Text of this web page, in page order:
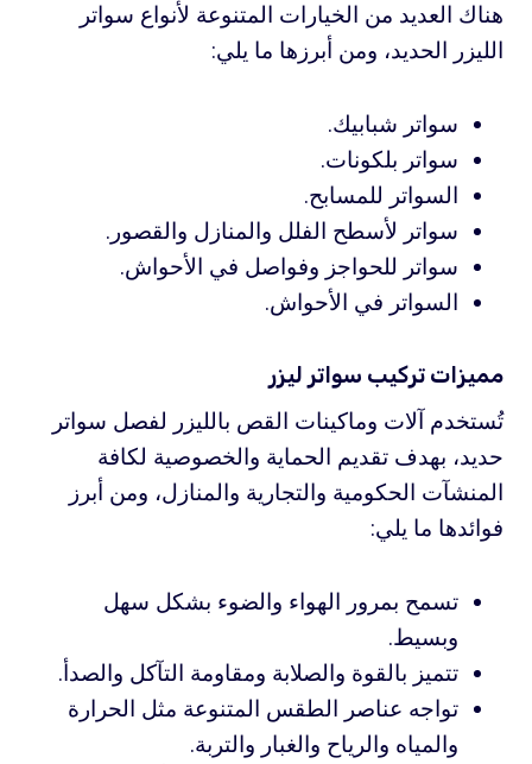
هناك العديد من الخيارات المتنوعة لأنواع سواتر
الليزر الحديد، ومن أبرزها ما يلي:
سواتر شبابيك.
سواتر بلكونات.
السواتر للمسابح.
سواتر لأسطح الفلل والمنازل والقصور.
سواتر للحواجز وفواصل في الأحواش.
السواتر في الأحواش.
مميزات تركيب سواتر ليزر
تُستخدم آلات وماكينات القص بالليزر لفصل سواتر
حديد، بهدف تقديم الحماية والخصوصية لكافة
المنشآت الحكومية والتجارية والمنازل، ومن أبرز
فوائدها ما يلي:
تسمح بمرور الهواء والضوء بشكل سهل
وبسيط.
تتميز بالقوة والصلابة ومقاومة التآكل والصدأ.
تواجه عناصر الطقس المتنوعة مثل الحرارة
والمياه والرياح والغبار والتربة.